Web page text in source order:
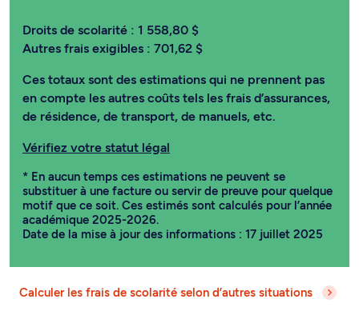
Droits de scolarité : 1 558,80 $
Autres frais exigibles : 701,62 $
Ces totaux sont des estimations qui ne prennent pas
en compte les autres coûts tels les frais d’assurances,
de résidence, de transport, de manuels, etc.
Vérifiez votre statut légal
* En aucun temps ces estimations ne peuvent se
substituer à une facture ou servir de preuve pour quelque
motif que ce soit. Ces estimés sont calculés pour l’année
académique 2025-2026.
Date de la mise à jour des informations : 17 juillet 2025
Calculer les frais de scolarité selon d’autres situations